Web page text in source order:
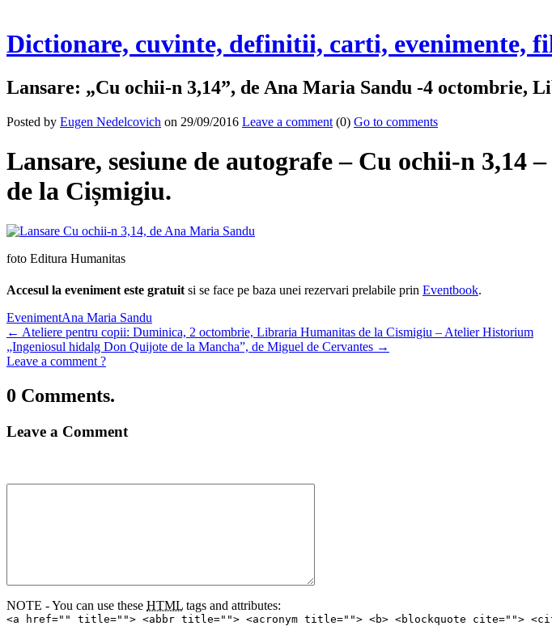
Dictionare, cuvinte, definitii, carti, evenimente,
Lansare: „Cu ochii-n 3,14”, de Ana Maria Sandu -4 octombrie,
Posted by Eugen Nedelcovich on 29/09/2016 Leave a comment (0) Go to comments
Lansare, sesiune de autografe – Cu ochii-n
de la Cișmigiu.
foto Editura Humanitas
Accesul la eveniment este gratuit si se face pe baza unei rezervari prelabile prin Eventbook.
EvenimentAna Maria Sandu
← Ateliere pentru copii: Duminica, 2 octombrie, Libraria Humanitas de la Cismigiu – Atelier Historium
„Ingeniosul hidalg Don Quijote de la Mancha”, de Miguel de Cervantes →
Leave a comment ?
0 Comments.
Leave a Comment
NOTE - You can use these HTML tags and attributes:
<a href="" title=""> <abbr title=""> <acronym title=""> <b> <blockquote cite="">